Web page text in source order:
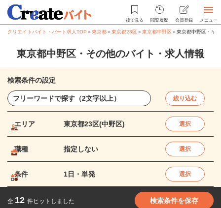
後で見る 閲覧履歴 会員登録 メニュー
クリエイトバイト・パート求人TOP ＞東京都＞東京都23区＞東京都中野区＞東京都中野区・そ
東京都中野区・その他のバイト・求人情報
検索条件の設定
絞り込む
エリア 東京都23区(中野区) 選択
職種 指定しない 選択
条件 1日・単発 選択
全 12 件ヒットしました 検索条件を保存